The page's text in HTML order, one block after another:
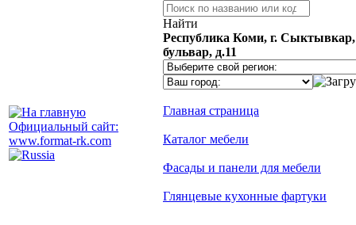
Официальный сайт:
www.format-rk.com
Найти
Республика Коми, г.
бульвар, д.11
Главная страница
Каталог мебели
Фасады и панели для мебели
Глянцевые кухонные фартуки